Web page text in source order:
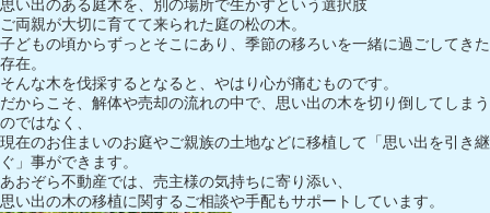
思い出のある庭木を、別の場所で生かすという選択肢
ご両親が大切に育てて来られた庭の松の木。
子どもの頃からずっとそこにあり、季節の移ろいを一緒に過ごしてきた
存在。
そんな木を伐採するとなると、やはり心が痛むものです。
だからこそ、解体や売却の流れの中で、思い出の木を切り倒してしまう
のではなく、
現在のお住まいのお庭やご親族の土地などに移植して「思い出を引き継
ぐ」事ができます。
あおぞら不動産では、売主様の気持ちに寄り添い、
思い出の木の移植に関するご相談や手配もサポートしています。